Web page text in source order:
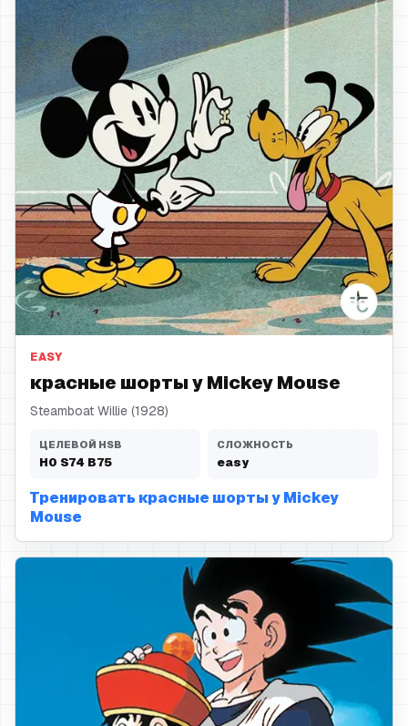
красные шорты
EASY
красные шорты у Mickey Mouse
Steamboat Willie (1928)
ЦЕЛЕВОЙ HSB
H0 S74 B75
СЛОЖНОСТЬ
easy
Тренировать красные шорты у Mickey
Mouse